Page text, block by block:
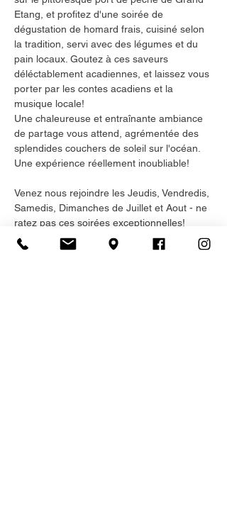
Etang, et profitez d'une soirée de
dégustation de homard frais, cuisiné selon
la tradition, servi avec des légumes et du
pain locaux. Goutez à ces saveurs
déléctablement acadiennes, et laissez vous
porter par les contes acadiens et la
musique locale!
Une chaleureuse et entraînante ambiance
de partage vous attend, agrémentée des
splendides couchers de soleil sur l'océan.
Une expérience réellement inoubliable!
Venez nous rejoindre les Jeudis, Vendredis,
Samedis, Dimanches de Juillet et Aout - ne
ratez pas ces soirées exceptionnelles!